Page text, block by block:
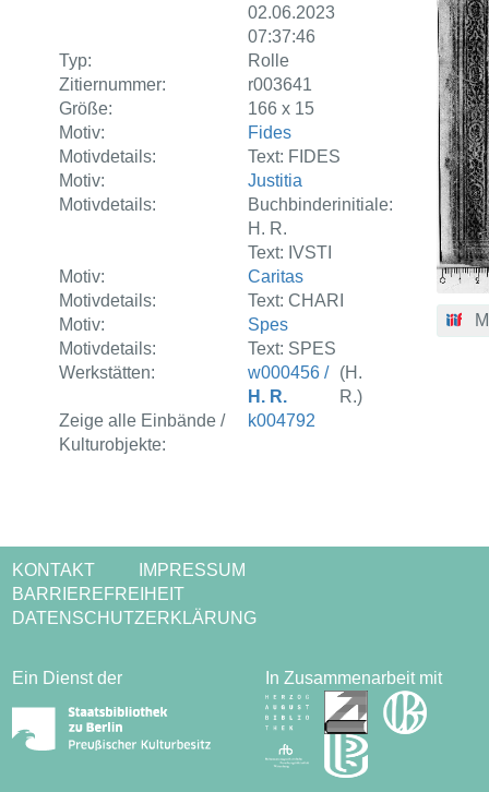
02.06.2023
07:37:46
Typ:
Rolle
Zitiernummer:
r003641
Größe:
166 x 15
Motiv:
Fides
Motivdetails:
Text: FIDES
Motiv:
Justitia
Motivdetails:
Buchbinderinitiale:
H. R.
Text: IVSTI
Motiv:
Caritas
Motivdetails:
Text: CHARI
Motiv:
Spes
Motivdetails:
Text: SPES
Werkstätten:
w000456 /
H. R.
(H.
R.)
Zeige alle Einbände /
Kulturobjekte:
k004792
KONTAKT
IMPRESSUM
BARRIEREFREIHEIT
DATENSCHUTZERKLÄRUNG
Ein Dienst der In Zusammenarbeit mit